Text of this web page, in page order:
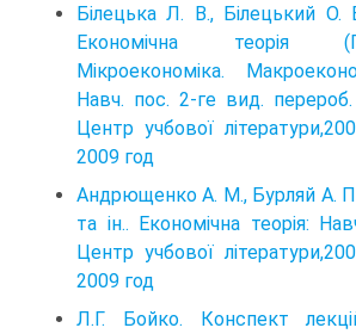
Білецька Л. В., Білецький О.
Економічна теорія
Мікроекономіка.
Навч. пос. 2-ге вид.
Центр учбової
2009 год
Андрющенко А. М., Бурляй А.
та ін.. Економічна теорія:
Центр учбової
2009 год
Л.Г. Бойко. Конспект